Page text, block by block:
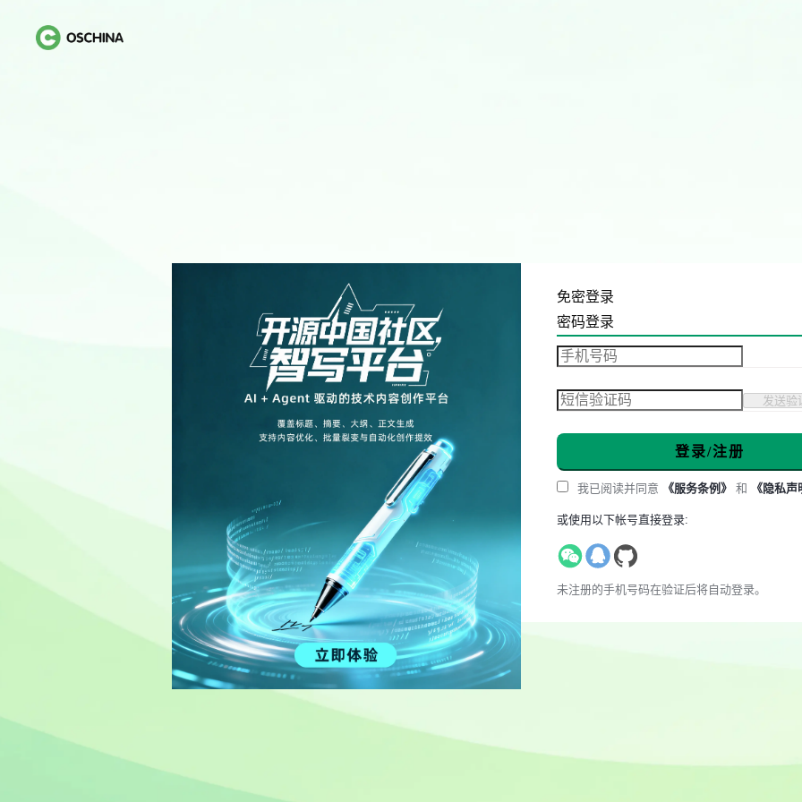
免密登录
密码登录
发送验
登录/注册
我已阅读并同意 《服务条例》 和 《隐私声
或使用以下帐号直接登录:
未注册的手机号码在验证后将自动登录。